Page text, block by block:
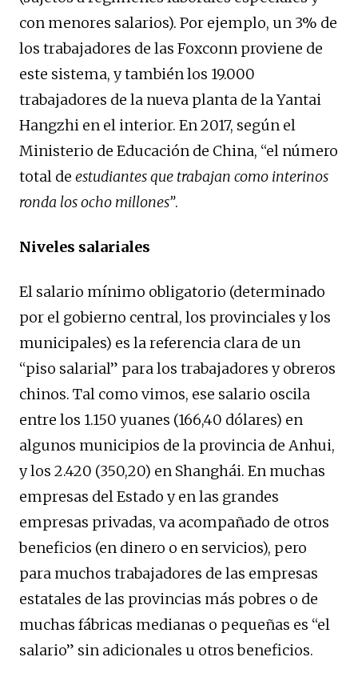
con menores salarios). Por ejemplo, un 3% de
los trabajadores de las Foxconn proviene de
este sistema, y también los 19.000
trabajadores de la nueva planta de la Yantai
Hangzhi en el interior. En 2017, según el
Ministerio de Educación de China, “el número
total de estudiantes que trabajan como interinos
ronda los ocho millones”.
Niveles salariales
El salario mínimo obligatorio (determinado
por el gobierno central, los provinciales y los
municipales) es la referencia clara de un
“piso salarial” para los trabajadores y obreros
chinos. Tal como vimos, ese salario oscila
entre los 1.150 yuanes (166,40 dólares) en
algunos municipios de la provincia de Anhui,
y los 2.420 (350,20) en Shanghái. En muchas
empresas del Estado y en las grandes
empresas privadas, va acompañado de otros
beneficios (en dinero o en servicios), pero
para muchos trabajadores de las empresas
estatales de las provincias más pobres o de
muchas fábricas medianas o pequeñas es “el
salario” sin adicionales u otros beneficios.